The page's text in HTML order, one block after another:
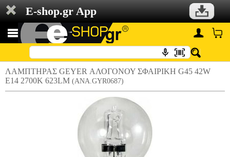
E-shop.gr App
ΛΑΜΠΤΗΡΑΣ GEYER ΑΛΟΓΟΝΟΥ ΣΦΑΙΡΙΚΗ G45 42W
E14 2700Κ 623LM (ANA.GYR0687)